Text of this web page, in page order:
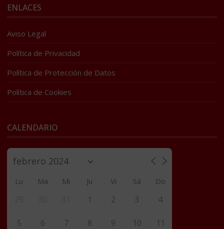
ENLACES
Aviso Legal
Política de Privacidad
Política de Protección de Datos
Política de Cookies
CALENDARIO
Lu Ma Mi Ju Vi Sá Do
1 2 3 4
5 6 7 8 9 10 11